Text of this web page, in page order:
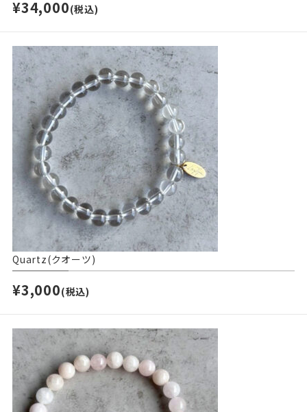
¥34,000(税込)
Quartz(クオーツ)
¥3,000(税込)